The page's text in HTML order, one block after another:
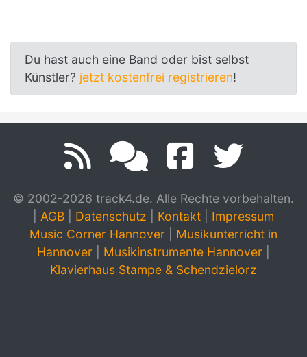
Du hast auch eine Band oder bist selbst
Künstler? jetzt kostenfrei registrieren!
© 2002-2026 track4.de. Alle Rechte vorbehalten.
AGB Datenschutz Kontakt
Impressum
Music Corner Hannover
Musikunterricht in
Hannover
Musikinstrumente Hannover
Klavierhaus Stampe & Schendzielorz